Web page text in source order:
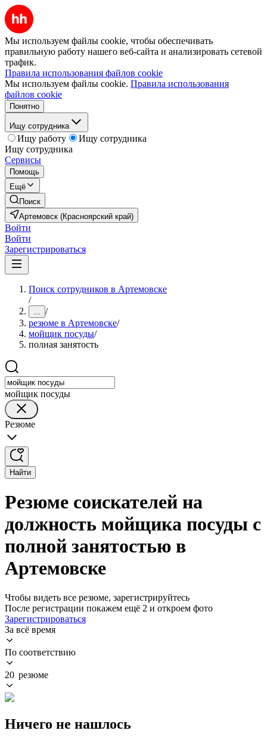
Мы используем файлы cookie, чтобы обеспечивать
правильную работу нашего веб-сайта и анализировать сетевой
трафик.
Правила использования файлов cookie
Мы используем файлы cookie. Правила использования
файлов cookie
Понятно
Ищу сотрудника
Ищу работу
Ищу сотрудника
Ищу сотрудника
Сервисы
Помощь
Ещё
Поиск
Артемовск (Красноярский край)
Войти
Войти
Зарегистрироваться
Поиск сотрудников в Артемовске
/
... /
резюме в Артемовске/
мойщик посуды/
полная занятость
мойщик посуды
Резюме
Найти
Резюме соискателей на
должность мойщика посуды с
полной занятостью в
Артемовске
Чтобы видеть все резюме, зарегистрируйтесь
После регистрации покажем ещё 2 и откроем фото
Зарегистрироваться
За всё время
По соответствию
20 резюме
Ничего не нашлось